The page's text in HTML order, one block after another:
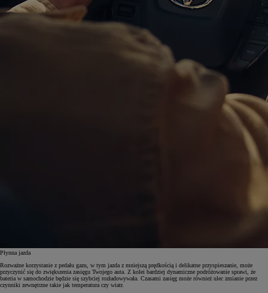
Płynna jazda
Rozważne korzystanie z pedału gazu, w tym jazda z mniejszą prędkością i delikatne przyspieszanie, może
przyczynić się do zwiększenia zasięgu Twojego auta. Z kolei bardziej dynamiczne podróżowanie sprawi, że
bateria w samochodzie będzie się szybciej rozładowywała. Czasami zasięg może również ulec zmianie przez
czynniki zewnętrzne takie jak temperatura czy wiatr.